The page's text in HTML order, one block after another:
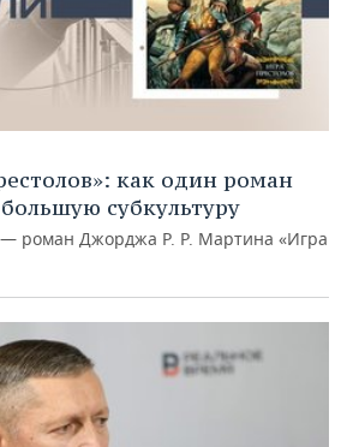
как один роман
субкультуру
— роман Джорджа Р. Р. Мартина «Игра